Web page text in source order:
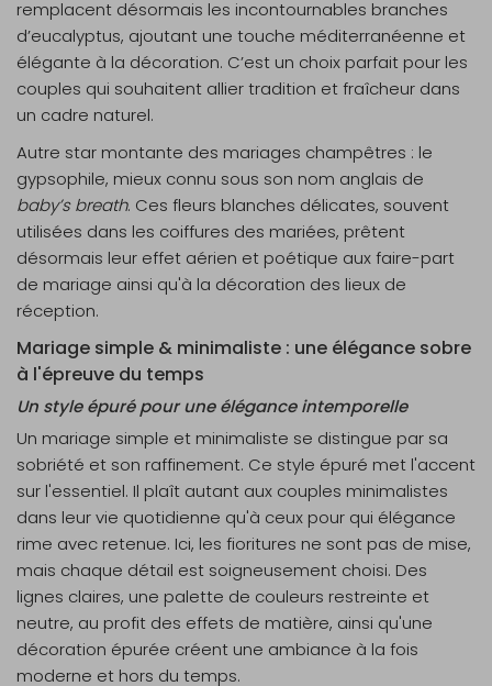
remplacent désormais les incontournables branches
d’eucalyptus, ajoutant une touche méditerranéenne et
élégante à la décoration. C’est un choix parfait pour les
couples qui souhaitent allier tradition et fraîcheur dans
un cadre naturel.
Autre star montante des mariages champêtres : le
gypsophile, mieux connu sous son nom anglais de
baby’s breath. Ces fleurs blanches délicates, souvent
utilisées dans les coiffures des mariées, prêtent
désormais leur effet aérien et poétique aux faire-part
de mariage ainsi qu'à la décoration des lieux de
réception.
Mariage simple & minimaliste : une élégance sobre
à l'épreuve du temps
Un style épuré pour une élégance intemporelle
Un mariage simple et minimaliste se distingue par sa
sobriété et son raffinement. Ce style épuré met l'accent
sur l'essentiel. Il plaît autant aux couples minimalistes
dans leur vie quotidienne qu'à ceux pour qui élégance
rime avec retenue. Ici, les fioritures ne sont pas de mise,
mais chaque détail est soigneusement choisi. Des
lignes claires, une palette de couleurs restreinte et
neutre, au profit des effets de matière, ainsi qu'une
décoration épurée créent une ambiance à la fois
moderne et hors du temps.